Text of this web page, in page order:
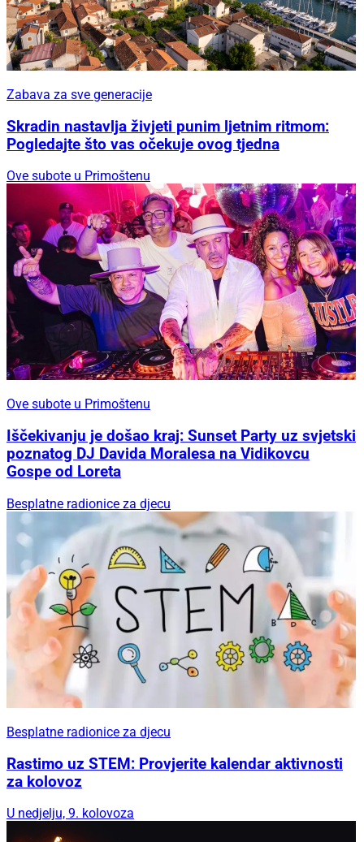
Zabava za sve generacije
Skradin nastavlja živjeti punim ljetnim ritmom:
Pogledajte što vas očekuje ovog tjedna
Ove subote u Primoštenu
Ove subote u Primoštenu
Iščekivanju je došao kraj: Sunset Party uz svjetski
poznatog DJ Davida Moralesa na Vidikovcu
Gospe od Loreta
Besplatne radionice za djecu
Besplatne radionice za djecu
Rastimo uz STEM: Provjerite kalendar aktivnosti
za kolovoz
U nedjelju, 9. kolovoza